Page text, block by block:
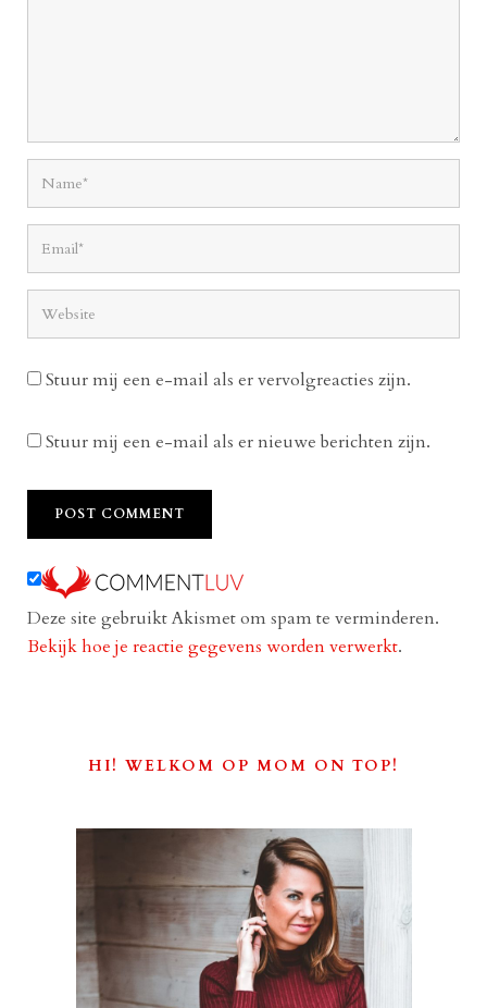
Stuur mij een e-mail als er vervolgreacties zijn.
Stuur mij een e-mail als er nieuwe berichten zijn.
Deze site gebruikt Akismet om spam te verminderen.
Bekijk hoe je reactie gegevens worden verwerkt.
HI! WELKOM OP MOM ON TOP!